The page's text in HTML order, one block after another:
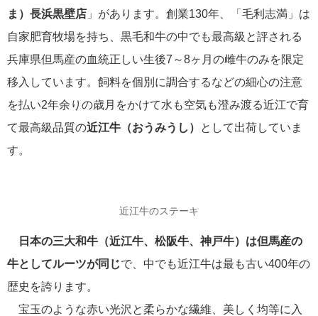
ま）長浜黒壁店 」があります。創業130年、「毛利志満」は
自家肥育牧場を持ち、黒毛和牛の中でも最高級と評される
兵庫県但馬産の血統正しい生後7～8ヶ月の雌牛のみを限定
移入しています。飼料を個別に調合するなどの細心の注意
を払い2年余りの歳月をかけて水も空気も澄み渡る近江で育
て最高級品質の近江牛（おうみうし）
として出荷していま
す。
近江牛のステーキ
日本の三大和牛（近江牛、松阪牛、神戸牛）は但馬産の
牛としてルーツが同じで、中でも近江牛は最も古い400年の
歴史を誇ります。
宝玉のような赤い光沢と柔らかな繊維、美しく均等に入